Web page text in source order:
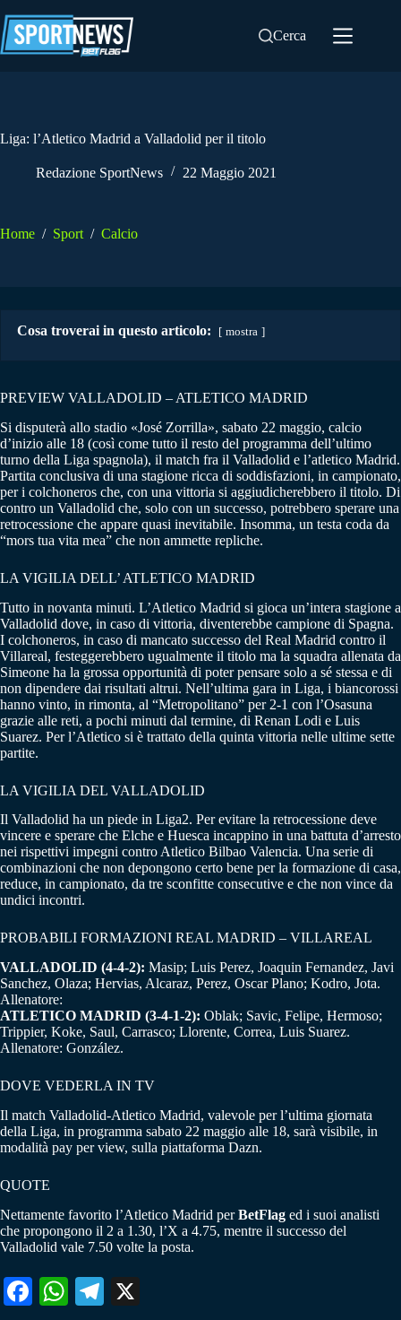
al
contenuto
Cerca
Liga: l’Atletico Madrid a Valladolid per il titolo
Redazione SportNews 22 Maggio 2021
Home / Sport / Calcio
Cosa troverai in questo articolo: mostra
PREVIEW VALLADOLID – ATLETICO MADRID
Si disputerà allo stadio «José Zorrilla», sabato 22 maggio, calcio
d’inizio alle 18 (così come tutto il resto del programma dell’ultimo
turno della Liga spagnola), il match fra il Valladolid e l’atletico Madrid.
Partita conclusiva di una stagione ricca di soddisfazioni, in campionato,
per i colchoneros che, con una vittoria si aggiudicherebbero il titolo. Di
contro un Valladolid che, solo con un successo, potrebbero sperare una
retrocessione che appare quasi inevitabile. Insomma, un testa coda da
“mors tua vita mea” che non ammette repliche.
LA VIGILIA DELL’ ATLETICO MADRID
Tutto in novanta minuti. L’Atletico Madrid si gioca un’intera stagione a
Valladolid dove, in caso di vittoria, diventerebbe campione di Spagna.
I colchoneros, in caso di mancato successo del Real Madrid contro il
Villareal, festeggerebbero ugualmente il titolo ma la squadra allenata da
Simeone ha la grossa opportunità di poter pensare solo a sé stessa e di
non dipendere dai risultati altrui. Nell’ultima gara in Liga, i biancorossi
hanno vinto, in rimonta, al “Metropolitano” per 2-1 con l’Osasuna
grazie alle reti, a pochi minuti dal termine, di Renan Lodi e Luis
Suarez. Per l’Atletico si è trattato della quinta vittoria nelle ultime sette
partite.
LA VIGILIA DEL VALLADOLID
Il Valladolid ha un piede in Liga2. Per evitare la retrocessione deve
vincere e sperare che Elche e Huesca incappino in una battuta d’arresto
nei rispettivi impegni contro Atletico Bilbao Valencia. Una serie di
combinazioni che non depongono certo bene per la formazione di casa,
reduce, in campionato, da tre sconfitte consecutive e che non vince da
undici incontri.
PROBABILI FORMAZIONI REAL MADRID – VILLAREAL
VALLADOLID (4-4-2): Masip; Luis Perez, Joaquin Fernandez, Javi
Sanchez, Olaza; Hervias, Alcaraz, Perez, Oscar Plano; Kodro, Jota.
Allenatore:
ATLETICO MADRID (3-4-1-2): Oblak; Savic, Felipe, Hermoso;
Trippier, Koke, Saul, Carrasco; Llorente, Correa, Luis Suarez.
Allenatore: González.
DOVE VEDERLA IN TV
Il match Valladolid-Atletico Madrid, valevole per l’ultima giornata
della Liga, in programma sabato 22 maggio alle 18, sarà visibile, in
modalità pay per view, sulla piattaforma Dazn.
QUOTE
Nettamente favorito l’Atletico Madrid perBetFlag ed i suoi analisti
che propongono il 2 a 1.30, l’X a 4.75, mentre il successo del
Valladolid vale 7.50 volte la posta.
Fa W
Te